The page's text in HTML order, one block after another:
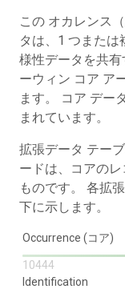
この オカレンス
タは、1 つまた
様性データを共
ーウィン コア ア
ます。 コア デー
まれています。
拡張データ テー
ードは、コアの
ものです。 各拡
下に示します。
Occurrence (コア)
10444
Identification